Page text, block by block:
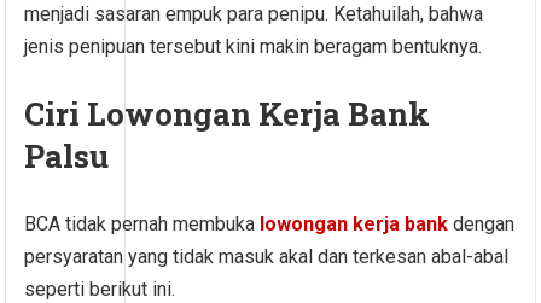
menjadi sasaran empuk para penipu. Ketahuilah, bahwa
jenis penipuan tersebut kini makin beragam bentuknya.
Ciri Lowongan Kerja Bank
Palsu
BCA tidak pernah membuka lowongan kerja bank dengan
persyaratan yang tidak masuk akal dan terkesan abal-abal
seperti berikut ini.